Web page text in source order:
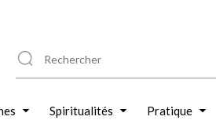
Spiritualités Pratique